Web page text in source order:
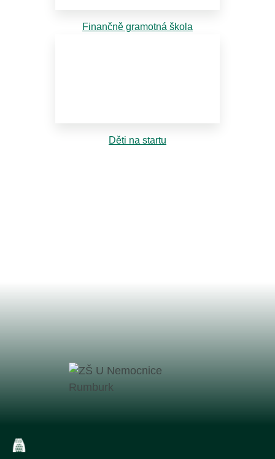
Finančně gramotná škola
Děti na startu